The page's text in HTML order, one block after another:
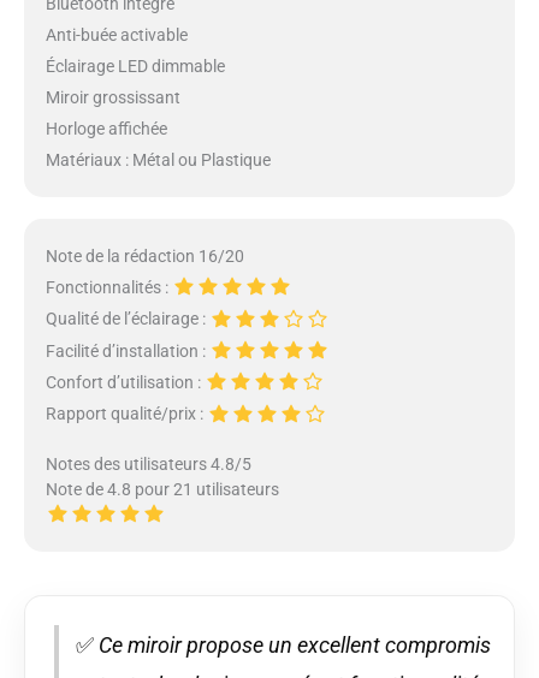
Bluetooth intégré
Anti-buée activable
Éclairage LED dimmable
Miroir grossissant
Horloge affichée
Matériaux : Métal ou Plastique
Note de la rédaction 16/20
Fonctionnalités :
Qualité de l’éclairage :
Facilité d’installation :
Confort d’utilisation :
Rapport qualité/prix :
Notes des utilisateurs 4.8/5
Note de 4.8 pour 21 utilisateurs
✅ Ce miroir propose un excellent compromis